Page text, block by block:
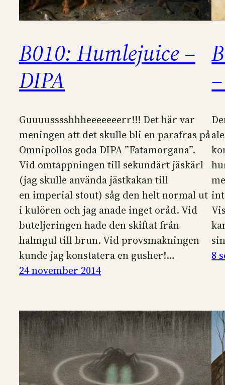
B010: Humlejuice –
DIPA
Guuuusssshhheeeeeeerr!!! Det här var
meningen att det skulle bli en parafras på
Omnipollos goda DIPA ”Fatamorgana”.
Vid omtappningen till sekundärt jäskärl
(jag skulle använda jästkakan till
en imperial stout) såg den helt normal ut
i kulören och jag anade inget oråd. Vid
buteljeringen hade den skiftat från
halmgul till brun. Vid provsmakningen
kunde jag konstatera en gusher!…
24 november 2014
8